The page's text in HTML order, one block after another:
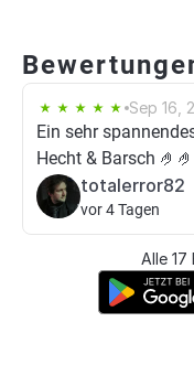
Sep 16,
Ein sehr
Hecht & Barsch
totalerror82
vor 4 Tagen
Alle 17